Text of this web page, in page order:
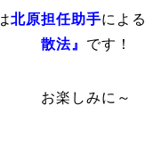
北原担任助手による
散法』 です！
お楽しみに～